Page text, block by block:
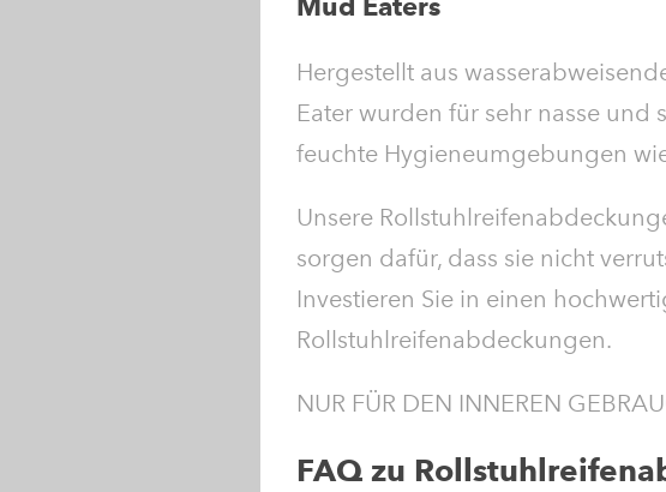
Hergestellt aus
Eater wurden für sehr nasse und
feuchte Hygieneumgebungen
Unsere
sorgen dafür, dass sie nicht
Investieren Sie in einen
Rollstuhlreifenabdeckungen.
NUR FÜR DEN INNEREN
FAQ zu